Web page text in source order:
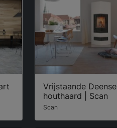
Vrijstaande Deense
houthaard | Scan
Scan